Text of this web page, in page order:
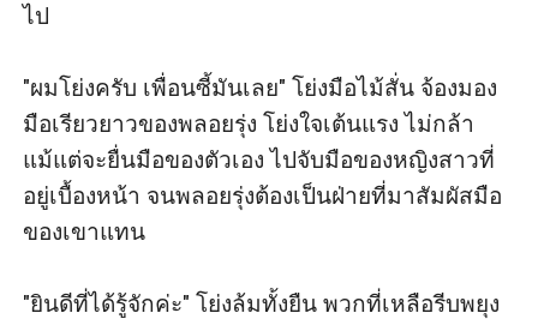
ไป
"ผมโย่งครับ เพื่อนซี้มันเลย" โย่งมือไม้สั่น จ้องมอง
มือเรียวยาวของพลอยรุ่ง โย่งใจเต้นแรง ไม่กล้า
แม้แต่จะยื่นมือของตัวเอง ไปจับมือของหญิงสาวที่
อยู่เบื้องหน้า จนพลอยรุ่งต้องเป็นฝ่ายที่มาสัมผัสมือ
ของเขาแทน
"ยินดีที่ได้รู้จักค่ะ" โย่งล้มทั้งยืน พวกที่เหลือรีบพยุง